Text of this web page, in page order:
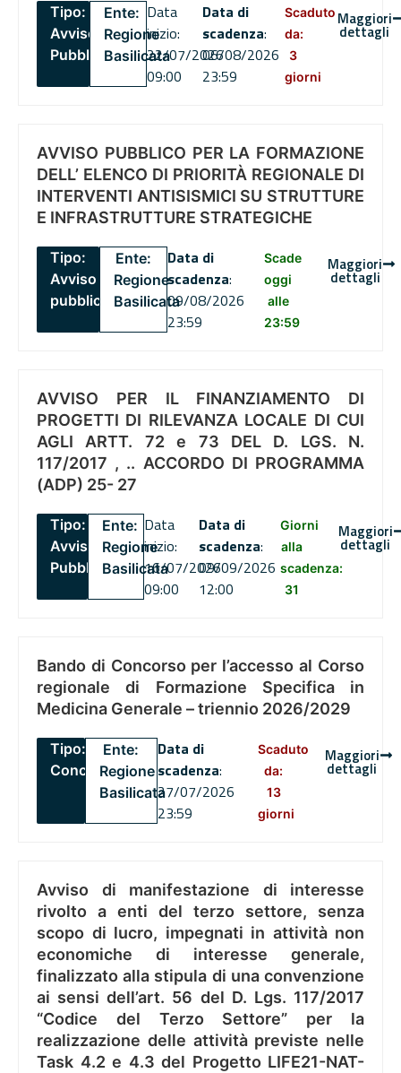
Tipo:
Avviso
Pubblico
Ente:
Regione
Basilicata
Data
inizio:
22/07/2026
09:00
Data di
scadenza:
06/08/2026
23:59
Scaduto
da:
3
giorni
Maggiori
dettagli
AVVISO PUBBLICO PER LA FORMAZIONE
DELL’ ELENCO DI PRIORITÀ REGIONALE DI
INTERVENTI ANTISISMICI SU STRUTTURE
E INFRASTRUTTURE STRATEGICHE
Tipo:
Avviso
pubblico
Ente:
Regione
Basilicata
Data di
scadenza:
09/08/2026
23:59
Scade
oggi
alle
23:59
Maggiori
dettagli
AVVISO PER IL FINANZIAMENTO DI
PROGETTI DI RILEVANZA LOCALE DI CUI
AGLI ARTT. 72 e 73 DEL D. LGS. N.
117/2017 , .. ACCORDO DI PROGRAMMA
(ADP) 25- 27
Tipo:
Avviso
Pubblico
Ente:
Regione
Basilicata
Data
inizio:
16/07/2026
09:00
Data di
scadenza:
09/09/2026
12:00
Giorni
alla
scadenza:
31
Maggiori
dettagli
Bando di Concorso per l’accesso al Corso
regionale di Formazione Specifica in
Medicina Generale – triennio 2026/2029
Tipo:
Concorsi
Ente:
Regione
Basilicata
Data di
scadenza:
27/07/2026
23:59
Scaduto
da:
13
giorni
Maggiori
dettagli
Avviso di manifestazione di interesse
rivolto a enti del terzo settore, senza
scopo di lucro, impegnati in attività non
economiche di interesse generale,
finalizzato alla stipula di una convenzione
ai sensi dell’art. 56 del D. Lgs. 117/2017
“Codice del Terzo Settore” per la
realizzazione delle attività previste nelle
Task 4.2 e 4.3 del Progetto LIFE21-NAT-